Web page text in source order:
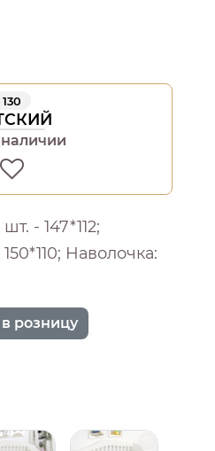
130
наличии
- 147*112;
Наволочка:
розницу